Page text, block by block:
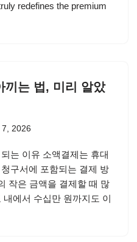
redefines the premium
끼는 법, 미리 알았
2026
는 이유 소액결제는 휴대
구서에 포함되는 결제 방
작은 금액을 결제할 때 많
에서 수십만 원까지도 이